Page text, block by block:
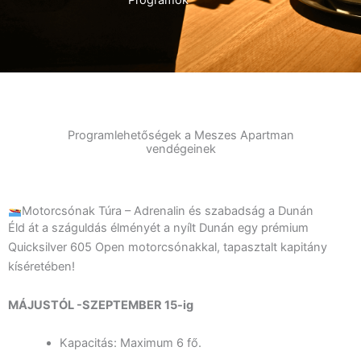
Programlehetőségek a Meszes Apartman
vendégeinek​
Motorcsónak Túra – Adrenalin és szabadság a Dunán​
Éld át a száguldás élményét a nyílt Dunán egy prémium
Quicksilver 605 Open motorcsónakkal, tapasztalt kapitány
kíséretében!
MÁJUSTÓL -SZEPTEMBER 15-ig
Kapacitás: Maximum 6 fő.